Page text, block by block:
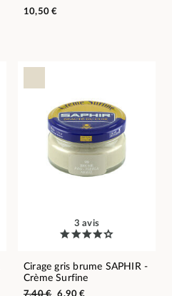
10,50 €
3 avis
Cirage gris brume SAPHIR -
Crème Surfine